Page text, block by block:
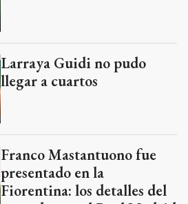
Larraya Guidi no pudo
llegar a cuartos
Franco Mastantuono fue
presentado en la
Fiorentina: los detalles del